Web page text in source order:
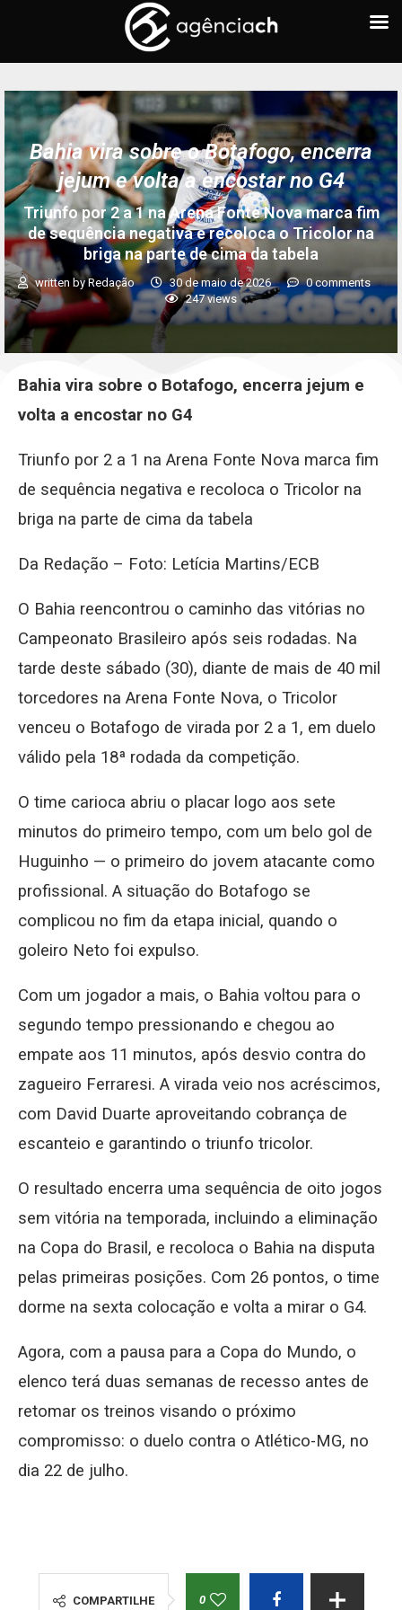
Bahia vira sobre o Botafogo, encerra
jejum e volta a encostar no G4
Triunfo por 2 a 1 na Arena Fonte Nova marca fim
de sequência negativa e recoloca o Tricolor na
briga na parte de cima da tabela
written byRedação 30 de maio de 2026
0 comments
247views
Bahia vira sobre o Botafogo, encerra jejum e
volta a encostar no G4
Triunfo por 2 a 1 na Arena Fonte Nova marca fim
de sequência negativa e recoloca o Tricolor na
briga na parte de cima da tabela
Da Redação – Foto: Letícia Martins/ECB
O Bahia reencontrou o caminho das vitórias no
Campeonato Brasileiro após seis rodadas. Na
tarde deste sábado (30), diante de mais de 40 mil
torcedores na Arena Fonte Nova, o Tricolor
venceu o Botafogo de virada por 2 a 1, em duelo
válido pela 18ª rodada da competição.
O time carioca abriu o placar logo aos sete
minutos do primeiro tempo, com um belo gol de
Huguinho — o primeiro do jovem atacante como
profissional. A situação do Botafogo se
complicou no fim da etapa inicial, quando o
goleiro Neto foi expulso.
Com um jogador a mais, o Bahia voltou para o
segundo tempo pressionando e chegou ao
empate aos 11 minutos, após desvio contra do
zagueiro Ferraresi. A virada veio nos acréscimos,
com David Duarte aproveitando cobrança de
escanteio e garantindo o triunfo tricolor.
O resultado encerra uma sequência de oito jogos
sem vitória na temporada, incluindo a eliminação
na Copa do Brasil, e recoloca o Bahia na disputa
pelas primeiras posições. Com 26 pontos, o time
dorme na sexta colocação e volta a mirar o G4.
Agora, com a pausa para a Copa do Mundo, o
elenco terá duas semanas de recesso antes de
retomar os treinos visando o próximo
compromisso: o duelo contra o Atlético-MG, no
dia 22 de julho.
COMPARTILHE 0